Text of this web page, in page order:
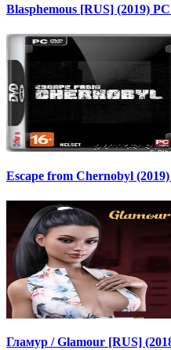
Blasphemous [RUS] (2019)
Escape from Chernobyl
Гламур / Glamour [RUS]